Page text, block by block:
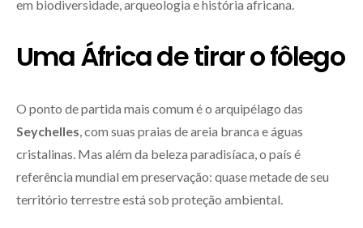
em biodiversidade, arqueologia e história africana.
Uma África de tirar o fôlego
O ponto de partida mais comum é o arquipélago das
Seychelles, com suas praias de areia branca e águas
cristalinas. Mas além da beleza paradisíaca, o país é
referência mundial em preservação: quase metade de seu
território terrestre está sob proteção ambiental.